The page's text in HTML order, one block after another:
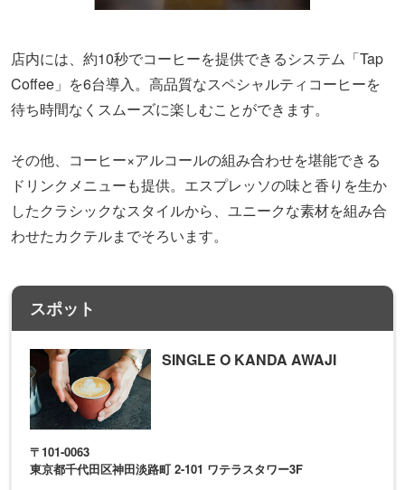
店内には、約10秒でコーヒーを提供できるシステム「Tap
Coﬀee」を6台導入。高品質なスペシャルティコーヒーを
待ち時間なくスムーズに楽しむことができます。
その他、コーヒー×アルコールの組み合わせを堪能できる
ドリンクメニューも提供。エスプレッソの味と香りを生か
したクラシックなスタイルから、ユニークな素材を組み合
わせたカクテルまでそろいます。
スポット
SINGLE O KANDA AWAJI
〒101-0063
東京都千代田区神田淡路町 2-101 ワテラスタワー3F